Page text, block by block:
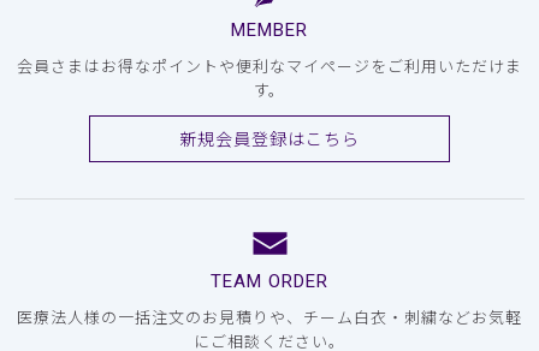
MEMBER
会員さまはお得なポイントや便利なマイページをご利用いただけま
す。
新規会員登録はこちら
TEAM ORDER
医療法人様の一括注文のお見積りや、チーム白衣・刺繍などお気軽
にご相談ください。